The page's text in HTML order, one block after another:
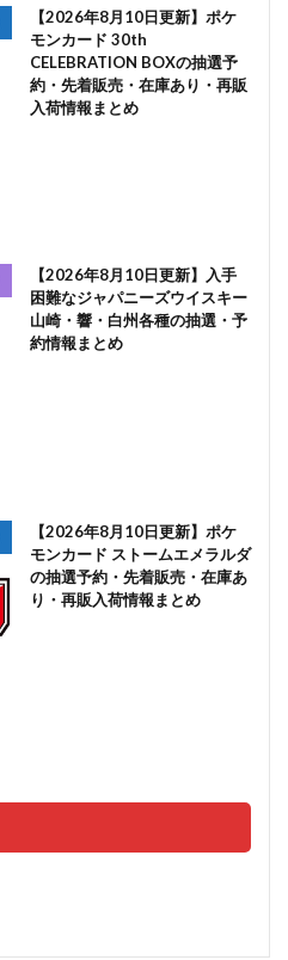
【2026年8月10日更新】ポケ
モンカード 30th
CELEBRATION BOXの抽選予
約・先着販売・在庫あり・再販
入荷情報まとめ
【2026年8月10日更新】入手
困難なジャパニーズウイスキー
山崎・響・白州各種の抽選・予
約情報まとめ
【2026年8月10日更新】ポケ
モンカード ストームエメラルダ
の抽選予約・先着販売・在庫あ
り・再販入荷情報まとめ